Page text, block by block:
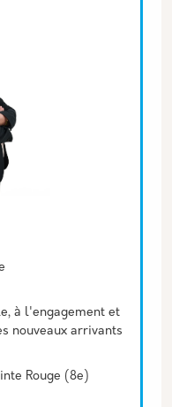
à l'engagement et
nouveaux arrivants
Rouge (8e)